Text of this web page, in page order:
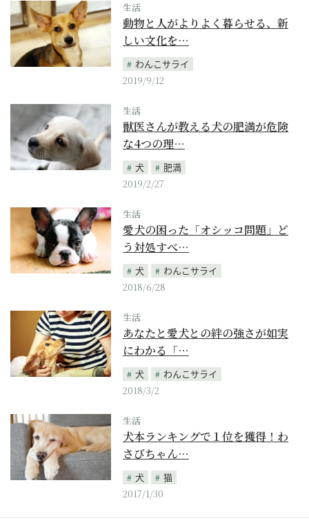
生活
動物と人がよりよく暮らせる、新
しい文化を…
わんこサライ
2019/9/12
生活
獣医さんが教える犬の肥満が危険
な4つの理…
犬
肥満
2019/2/27
生活
愛犬の困った「オシッコ問題」ど
う対処すべ…
犬
わんこサライ
2018/6/28
生活
あなたと愛犬との絆の強さが如実
にわかる「…
犬
わんこサライ
2018/3/2
生活
犬本ランキングで１位を獲得！わ
さびちゃん…
犬
猫
2017/1/30